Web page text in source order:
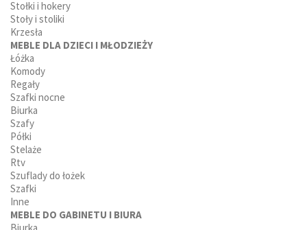
Stołki i hokery
Stoły i stoliki
Krzesła
MEBLE DLA DZIECI I MŁODZIEŻY
Łóżka
Komody
Regały
Szafki nocne
Biurka
Szafy
Półki
Stelaże
Rtv
Szuflady do łożek
Szafki
Inne
MEBLE DO GABINETU I BIURA
Biurka